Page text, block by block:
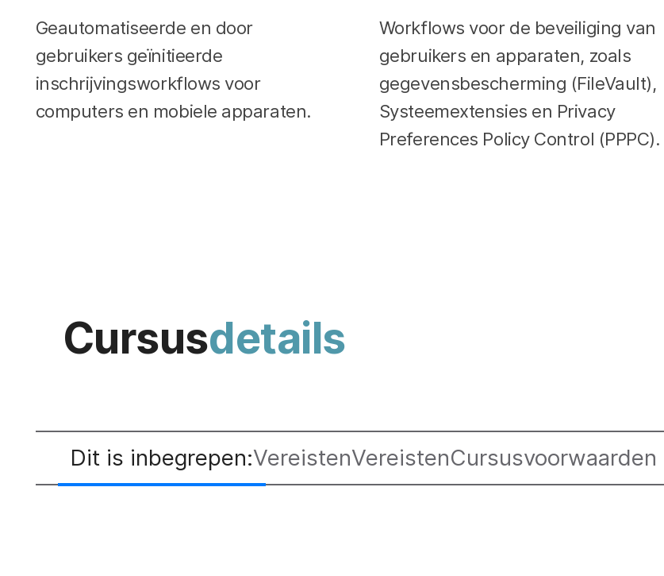
Geautomatiseerde en door
gebruikers geïnitieerde
inschrijvingsworkflows voor
computers en mobiele apparaten.
Workflows voor de beveiliging van
gebruikers en apparaten, zoals
gegevensbescherming (FileVault),
Systeemextensies en Privacy
Preferences Policy Control (PPPC).
Cursusdetails
Dit is inbegrepen:VereistenVereistenCursusvoorwaarden